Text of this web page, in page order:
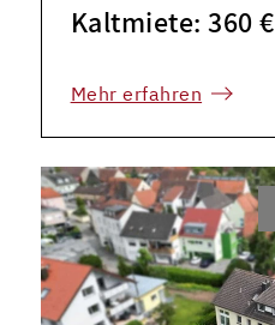
Kaltmiete: 360 €
Mehr erfahren